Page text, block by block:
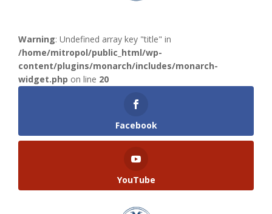
Warning: Undefined array key "title" in
/home/mitropol/public_html/wp-
content/plugins/monarch/includes/monarch-
widget.php on line 20
Facebook
YouTube